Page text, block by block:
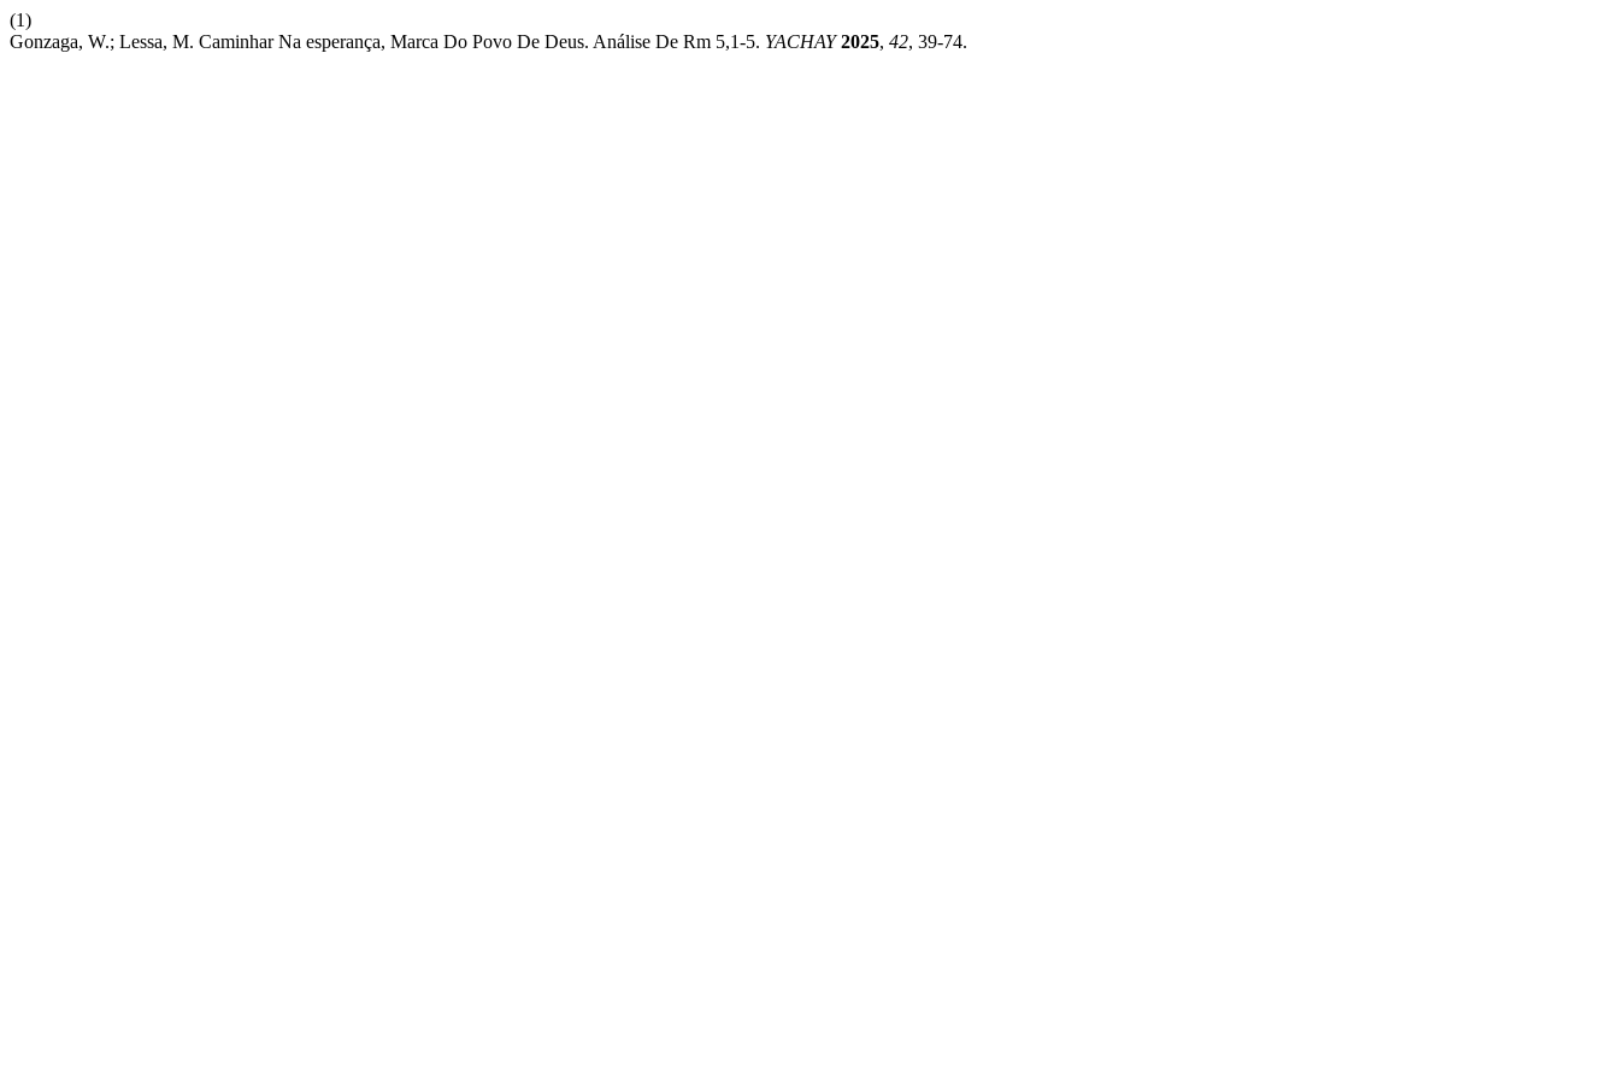
(1)
Gonzaga, W.; Lessa, M. Caminhar Na esperança, Marca Do Povo De Deus. Análise De Rm 5,1-5. YACHAY 2025, 42, 39-74.